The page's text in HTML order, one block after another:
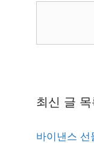
최신 글 목
바이낸스 선